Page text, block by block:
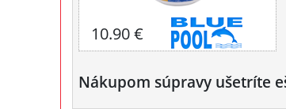
10.90 €
Nákupom súpravy ušetríte